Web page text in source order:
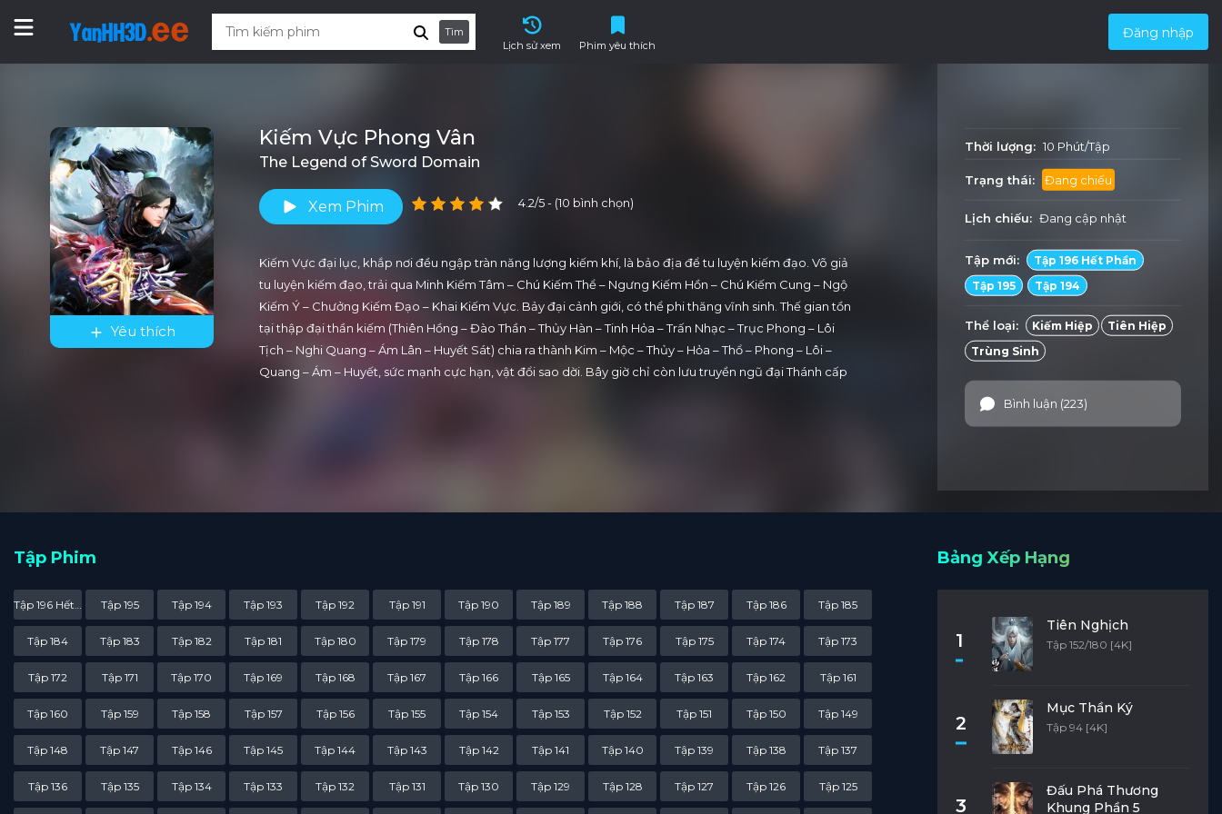
Tìm
Lịch sử xem
Phim yêu thích
Đăng nhập
Yêu thích
Kiếm Vực Phong Vân
The Legend of Sword Domain
Xem Phim 4.2/5 - (10 bình chọn)
Kiếm Vực đại lục, khắp nơi đều ngập tràn năng lượng kiếm khí, là bảo địa để tu luyện kiếm đạo. Võ giả
tu luyện kiếm đạo, trải qua Minh Kiếm Tâm – Chú Kiếm Thể – Ngưng Kiếm Hồn – Chú Kiếm Cung – Ngộ
Kiếm Ý – Chưởng Kiếm Đạo – Khai Kiếm Vực. Bảy đại cảnh giới, có thể phi thăng vĩnh sinh. Thế gian tồn
tại thập đại thần kiếm (Thiên Hồng – Đào Thần – Thủy Hàn – Tinh Hỏa – Trấn Nhạc – Trục Phong – Lôi
Tịch – Nghi Quang – Ám Lân – Huyết Sát) chia ra thành Kim – Mộc – Thủy – Hỏa – Thổ – Phong – Lôi –
Quang – Ám – Huyết, sức mạnh cực hạn, vật đổi sao dời. Bây giờ chỉ còn lưu truyền ngũ đại Thánh cấp
Thời lượng: 10 Phút/Tập
Trạng thái: Đang chiếu
Lịch chiếu: Đang cập nhật
Tập mới:
Tập 196 Hết Phần
Tập 195
Tập 194
Thể loại: Kiếm Hiệp
Tiên Hiệp
Trùng Sinh
Bình luận (223)
Tập Phim
Tập 195 Tập 194 Tập 193 Tập 192 Tập 191 Tập 190 Tập 189 Tập 188 Tập 187 Tập 186 Tập 185
Tập 184 Tập 183 Tập 182 Tập 181 Tập 180 Tập 179 Tập 178 Tập 177 Tập 176 Tập 175 Tập 174 Tập 173
Tập 172 Tập 171 Tập 170 Tập 169 Tập 168 Tập 167 Tập 166 Tập 165 Tập 164 Tập 163 Tập 162 Tập 161
Tập 160 Tập 159 Tập 158 Tập 157 Tập 156 Tập 155 Tập 154 Tập 153 Tập 152 Tập 151 Tập 150 Tập 149
Tập 148 Tập 147 Tập 146 Tập 145 Tập 144 Tập 143 Tập 142 Tập 141 Tập 140 Tập 139 Tập 138 Tập 137
Tập 136 Tập 135 Tập 134 Tập 133 Tập 132 Tập 131 Tập 130 Tập 129 Tập 128 Tập 127 Tập 126 Tập 125
Bảng Xếp Hạng
1
Tiên Nghịch
Tập 152/180 [4K]
2
Mục Thần Ký
Tập 94 [4K]
3
Đấu Phá Thương
Khung Phần 5